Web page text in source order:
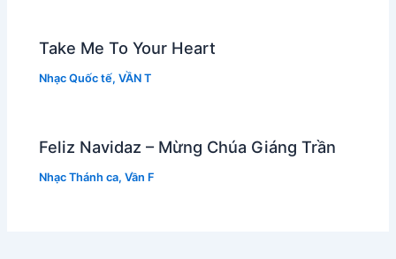
Take Me To Your Heart
Nhạc Quốc tế,VẦN T
Feliz Navidaz – Mừng Chúa Giáng Trần
Nhạc Thánh ca,Vần F